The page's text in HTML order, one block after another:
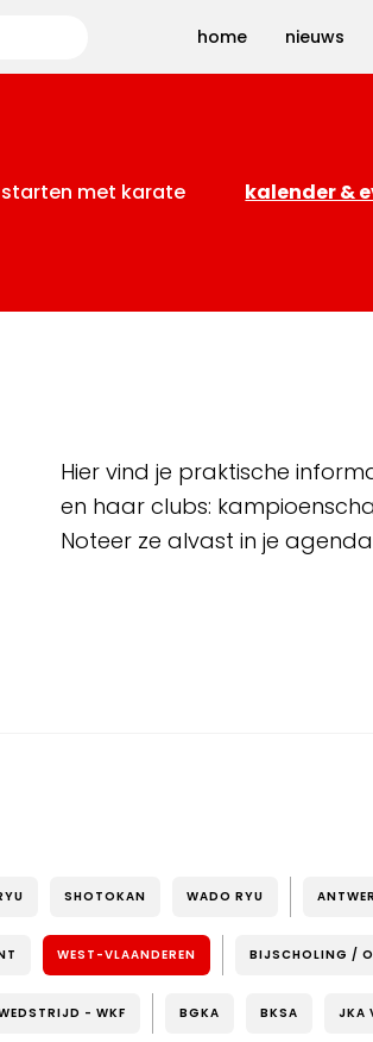
home nieuws
starten met karate kalender &
Hier vind je praktische
en haar clubs:
Noteer ze alvast in je
SHOTOKAN WADO RYU
WEST-VLAANDEREN BIJSCHOLING /
- WKF BGKA BKSA JKA